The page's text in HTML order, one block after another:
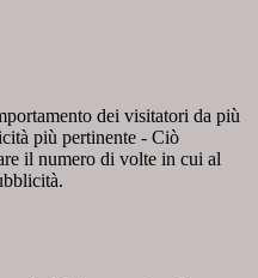
dei visitatori da più
più pertinente - Ciò
il numero di volte in cui al